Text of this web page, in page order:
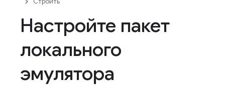
Настройте пакет
локального
эмулятора